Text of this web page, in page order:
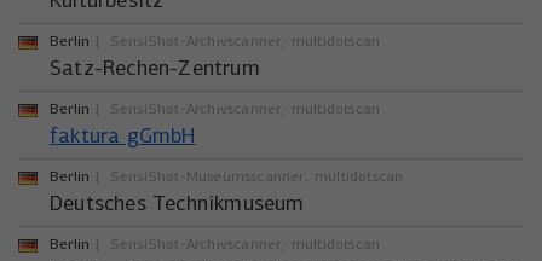
Berlin SensiShot-Archivscanner multidotscan
Satz-Rechen-Zentrum
Berlin SensiShot-Archivscanner multidotscan
faktura gGmbH
Berlin SensiShot-Museumsscanner multidotscan
Deutsches Technikmuseum
Berlin SensiShot-Archivscanner multidotscan